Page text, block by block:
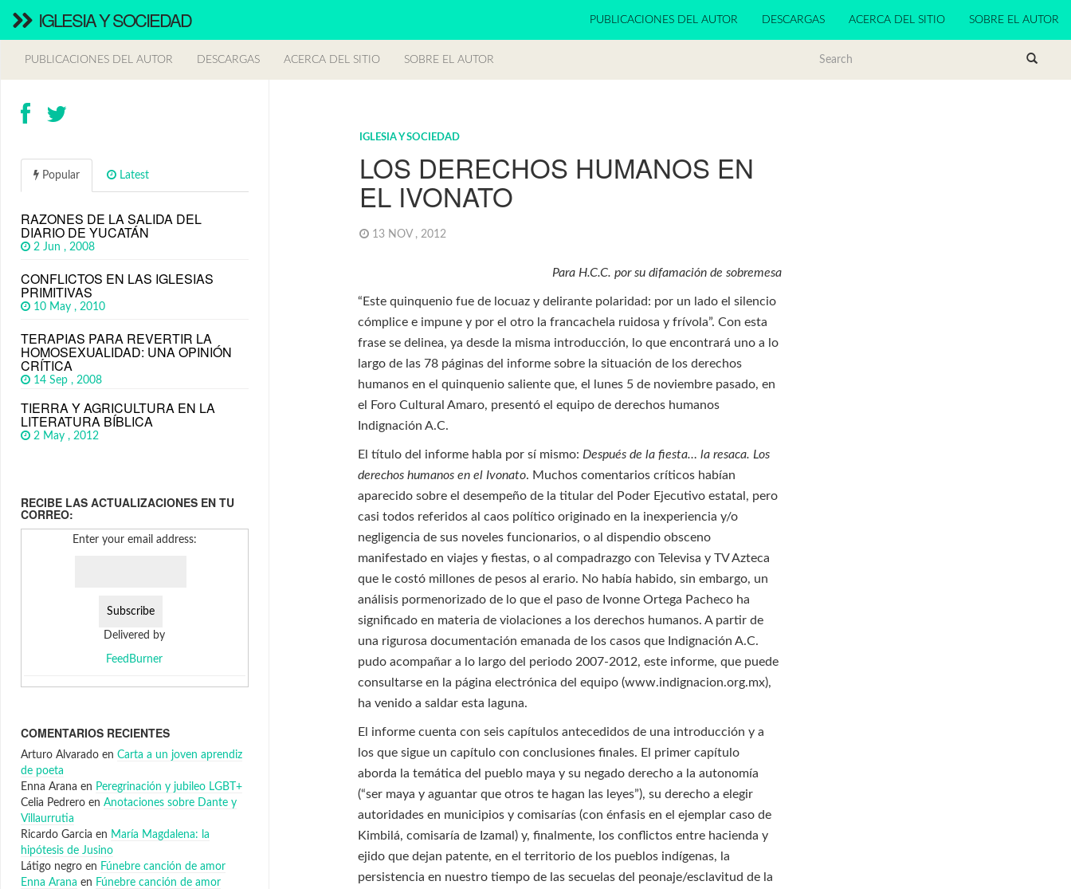
IGLESIA Y SOCIEDAD PUBLICACIONES DEL AUTOR DESCARGAS ACERCA DEL SITIO SOBRE EL AUTOR
PUBLICACIONES DEL AUTOR DESCARGAS ACERCA DEL SITIO SOBRE EL AUTOR
IGLESIA Y SOCIEDAD
LOS DERECHOS HUMANOS EN
EL IVONATO
13 NOV , 2012
Para H.C.C. por su difamación de sobremesa
“Este quinquenio fue de locuaz y delirante polaridad: por un lado el silencio
cómplice e impune y por el otro la francachela ruidosa y frívola”. Con esta
frase se delinea, ya desde la misma introducción, lo que encontrará uno a lo
largo de las 78 páginas del informe sobre la situación de los derechos
humanos en el quinquenio saliente que, el lunes 5 de noviembre pasado, en
el Foro Cultural Amaro, presentó el equipo de derechos humanos
Indignación A.C.
El título del informe habla por sí mismo:Después de la fiesta… la resaca. Los
derechos humanos en el Ivonato. Muchos comentarios críticos habían
aparecido sobre el desempeño de la titular del Poder Ejecutivo estatal, pero
casi todos referidos al caos político originado en la inexperiencia y/o
negligencia de sus noveles funcionarios, o al dispendio obsceno
manifestado en viajes y fiestas, o al compadrazgo con Televisa y TV Azteca
que le costó millones de pesos al erario. No había habido, sin embargo, un
análisis pormenorizado de lo que el paso de Ivonne Ortega Pacheco ha
significado en materia de violaciones a los derechos humanos. A partir de
una rigurosa documentación emanada de los casos que Indignación A.C.
pudo acompañar a lo largo del periodo 2007-2012, este informe, que puede
consultarse en la página electrónica del equipo (www.indignacion.org.mx),
ha venido a saldar esta laguna.
El informe cuenta con seis capítulos antecedidos de una introducción y a
los que sigue un capítulo con conclusiones finales. El primer capítulo
aborda la temática del pueblo maya y su negado derecho a la autonomía
(“ser maya y aguantar que otros te hagan las leyes”), su derecho a elegir
autoridades en municipios y comisarías (con énfasis en el ejemplar caso de
Kimbilá, comisaría de Izamal) y, finalmente, los conflictos entre hacienda y
ejido que dejan patente, en el territorio de los pueblos indígenas, la
persistencia en nuestro tiempo de las secuelas del peonaje/esclavitud de la
Popular Latest
RAZONES DE LA SALIDA DEL
DIARIO DE YUCATÁN
2 Jun , 2008
CONFLICTOS EN LAS IGLESIAS
PRIMITIVAS
10 May , 2010
TERAPIAS PARA REVERTIR LA
HOMOSEXUALIDAD: UNA OPINIÓN
CRÍTICA
14 Sep , 2008
TIERRA Y AGRICULTURA EN LA
LITERATURA BÍBLICA
2 May , 2012
RECIBE LAS ACTUALIZACIONES EN TU
CORREO:
Enter your email address:
Delivered by
FeedBurner
COMENTARIOS RECIENTES
Arturo Alvarado en Carta a un joven aprendiz
de poeta
Enna Arana en Peregrinación y jubileo LGBT+
Celia Pedrero en Anotaciones sobre Dante y
Villaurrutia
Ricardo Garcia en María Magdalena: la
hipótesis de Jusino
Látigo negro en Fúnebre canción de amor
Enna Arana en Fúnebre canción de amor